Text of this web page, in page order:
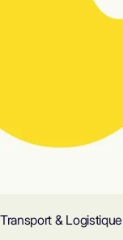
Transport & Logistique